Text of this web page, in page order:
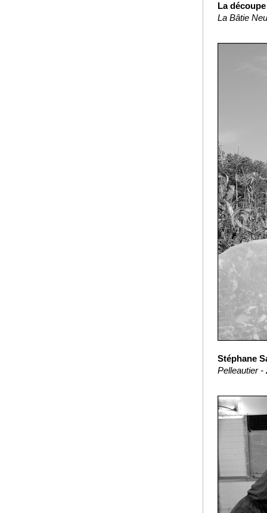
La
La Bâtie
Stéphane
Pelleautier -